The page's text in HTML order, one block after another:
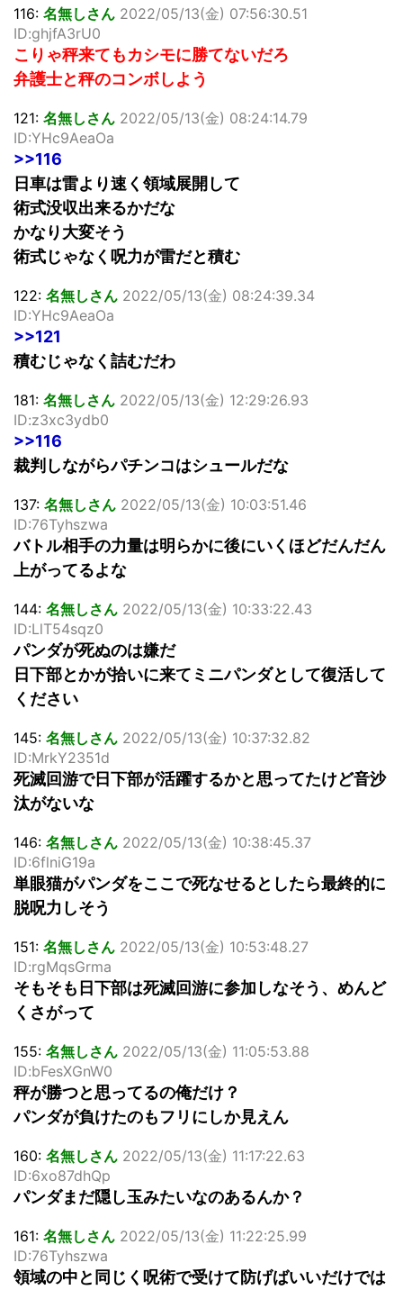
116: 名無しさん 2022/05/13(金) 07:56:30.51
ID:ghjfA3rU0
こりゃ秤来てもカシモに勝てないだろ
弁護士と秤のコンボしよう
121: 名無しさん 2022/05/13(金) 08:24:14.79
ID:YHc9AeaOa
>>116
日車は雷より速く領域展開して
術式没収出来るかだな
かなり大変そう
術式じゃなく呪力が雷だと積む
122: 名無しさん 2022/05/13(金) 08:24:39.34
ID:YHc9AeaOa
>>121
積むじゃなく詰むだわ
181: 名無しさん 2022/05/13(金) 12:29:26.93
ID:z3xc3ydb0
>>116
裁判しながらパチンコはシュールだな
137: 名無しさん 2022/05/13(金) 10:03:51.46
ID:76Tyhszwa
バトル相手の力量は明らかに後にいくほどだんだん
上がってるよな
144: 名無しさん 2022/05/13(金) 10:33:22.43
ID:LlT54sqz0
パンダが死ぬのは嫌だ
日下部とかが拾いに来てミニパンダとして復活して
ください
145: 名無しさん 2022/05/13(金) 10:37:32.82
ID:MrkY2351d
死滅回游で日下部が活躍するかと思ってたけど音沙
汰がないな
146: 名無しさん 2022/05/13(金) 10:38:45.37
ID:6flniG19a
単眼猫がパンダをここで死なせるとしたら最終的に
脱呪力しそう
151: 名無しさん 2022/05/13(金) 10:53:48.27
ID:rgMqsGrma
そもそも日下部は死滅回游に参加しなそう、めんど
くさがって
155: 名無しさん 2022/05/13(金) 11:05:53.88
ID:bFesXGnW0
秤が勝つと思ってるの俺だけ？
パンダが負けたのもフリにしか見えん
160: 名無しさん 2022/05/13(金) 11:17:22.63
ID:6xo87dhQp
パンダまだ隠し玉みたいなのあるんか？
161: 名無しさん 2022/05/13(金) 11:22:25.99
ID:76Tyhszwa
領域の中と同じく呪術で受けて防げばいいだけでは